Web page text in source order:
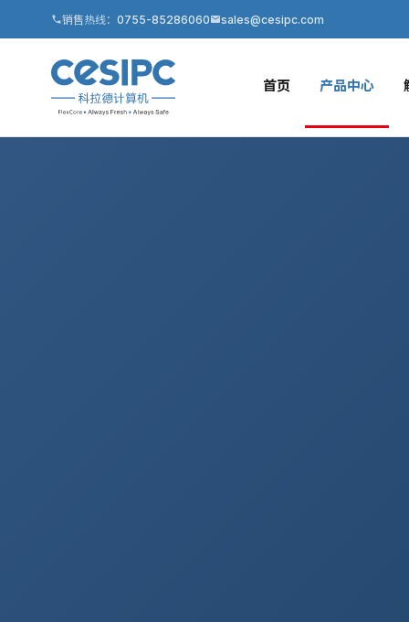
销售热线： 0755-85286060 sales@cesipc.com
首页 产品中心